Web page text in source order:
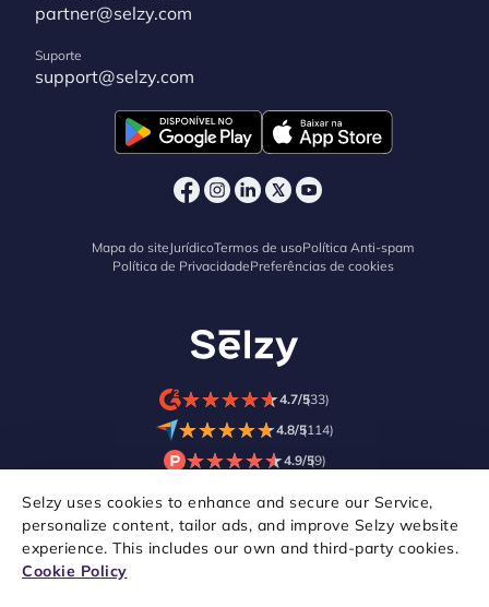
Selzy uses cookies to enhance and secure our Service,
personalize content, tailor ads, and improve Selzy website
experience. This includes our own and third-party cookies.
Cookie Policy
partner@selzy.com
Suporte
support@selzy.com
Mapa do site JurídicoTermos de usoPolítica Anti-spam
Política de PrivacidadePreferências de cookies
★★★★★
★★★★★4.7/5(33)
★★★★★
★★★★★4.8/5(114)
★★★★★
★★★★★4.9/5(9)